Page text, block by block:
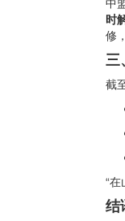
时
修
三
截
“
结